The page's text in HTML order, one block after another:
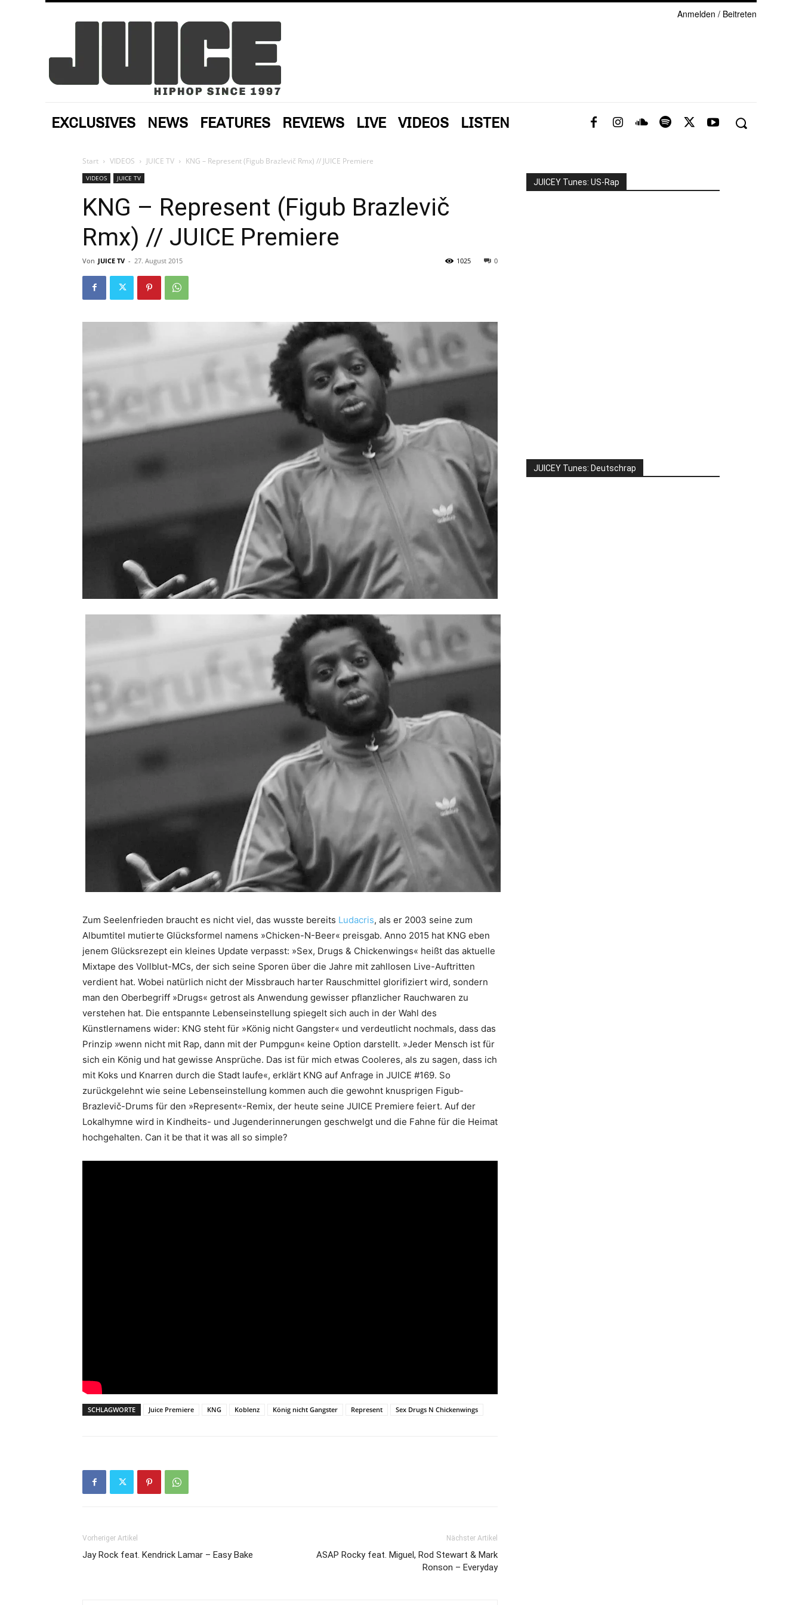
Anmelden / Beitreten
EXCLUSIVES NEWS FEATURES REVIEWS LIVE VIDEOS LISTEN
Start VIDEOS JUICE TV KNG – Represent (Figub Brazlevič Rmx) // JUICE Premiere
VIDEOS JUICE TV
KNG – Represent (Figub Brazlevič
Rmx) // JUICE Premiere
Von JUICE TV - 27. August 2015 0
1025
Zum Seelenfrieden braucht es nicht viel, das wusste bereits Ludacris, als er 2003 seine zum
Albumtitel mutierte Glücksformel namens »Chicken-N-Beer« preisgab. Anno 2015 hat KNG eben
jenem Glücksrezept ein kleines Update verpasst: »Sex, Drugs & Chickenwings« heißt das aktuelle
Mixtape des Vollblut-MCs, der sich seine Sporen über die Jahre mit zahllosen Live-Auftritten
verdient hat. Wobei natürlich nicht der Missbrauch harter Rauschmittel glorifiziert wird, sondern
man den Oberbegriff »Drugs« getrost als Anwendung gewisser pflanzlicher Rauchwaren zu
verstehen hat. Die entspannte Lebenseinstellung spiegelt sich auch in der Wahl des
Künstlernamens wider: KNG steht für »König nicht Gangster« und verdeutlicht nochmals, dass das
Prinzip »wenn nicht mit Rap, dann mit der Pumpgun« keine Option darstellt. »Jeder Mensch ist für
sich ein König und hat gewisse Ansprüche. Das ist für mich etwas Cooleres, als zu sagen, dass ich
mit Koks und Knarren durch die Stadt laufe«, erklärt KNG auf Anfrage in JUICE #169. So
zurückgelehnt wie seine Lebenseinstellung kommen auch die gewohnt knusprigen Figub-
Brazlevič-Drums für den »Represent«-Remix, der heute seine JUICE Premiere feiert. Auf der
Lokalhymne wird in Kindheits- und Jugenderinnerungen geschwelgt und die Fahne für die Heimat
hochgehalten. Can it be that it was all so simple?
SCHLAGWORTE Juice Premiere KNG Koblenz König nicht Gangster Represent Sex Drugs N Chickenwings
Vorheriger Artikel
Jay Rock feat. Kendrick Lamar – Easy Bake
Nächster Artikel
ASAP Rocky feat. Miguel, Rod Stewart & Mark
Ronson – Everyday
JUICEY Tunes: US-Rap
JUICEY Tunes: Deutschrap